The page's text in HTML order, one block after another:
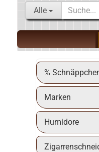
Alle
%
Marken
Humidore